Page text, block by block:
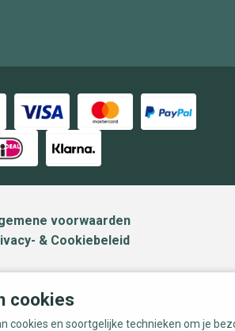
voorwaarden
& Cookiebeleid
cookies
cookies en soortgelijke technieken om je